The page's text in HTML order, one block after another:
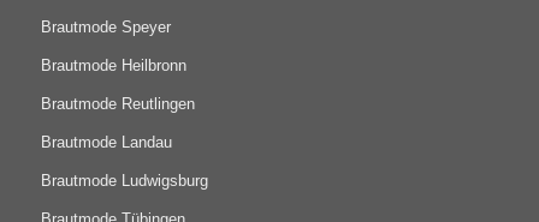
Brautmode Speyer
Brautmode Heilbronn
Brautmode Reutlingen
Brautmode Landau
Brautmode Ludwigsburg